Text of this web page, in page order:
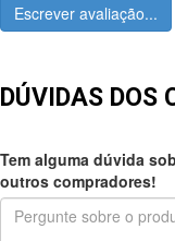
Escrever avaliação...
DÚVIDAS DOS
Tem alguma dúvida
outros compradores!